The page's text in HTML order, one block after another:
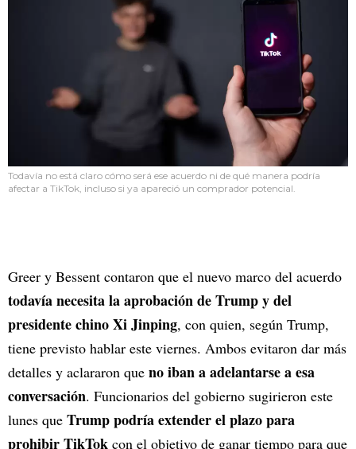
Todavía no está claro cómo será ese acuerdo ni de qué manera podría
afectar a TikTok, incluso si ya apareció un comprador potencial.
Greer y Bessent contaron que el nuevo marco del acuerdo
todavía necesita la aprobación de Trump y del
presidente chino Xi Jinping, con quien, según Trump,
tiene previsto hablar este viernes. Ambos evitaron dar más
detalles y aclararon que no iban a adelantarse a esa
conversación. Funcionarios del gobierno sugirieron este
lunes que Trump podría extender el plazo para
prohibir TikTok con el objetivo de ganar tiempo para que